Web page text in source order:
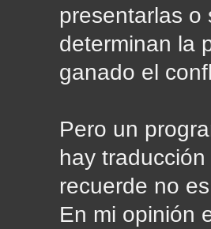
presentarlas o
determinan la
ganado el
Pero un
hay
recuerde no
En mi opinión